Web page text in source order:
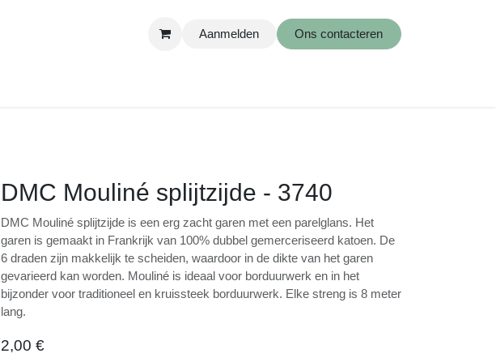
Aanmelden
Ons contacteren
DMC Mouliné splijtzijde - 3740
DMC Mouliné splijtzijde is een erg zacht garen met een parelglans.
Het garen is gemaakt in Frankrijk van 100% dubbel gemerceriseerd
katoen. De 6 draden zijn makkelijk te scheiden, waardoor in de
dikte van het garen gevarieerd kan worden. Mouliné is ideaal voor
borduurwerk en in het bijzonder voor traditioneel en kruissteek
borduurwerk. Elke streng is 8 meter lang.
2,00 €